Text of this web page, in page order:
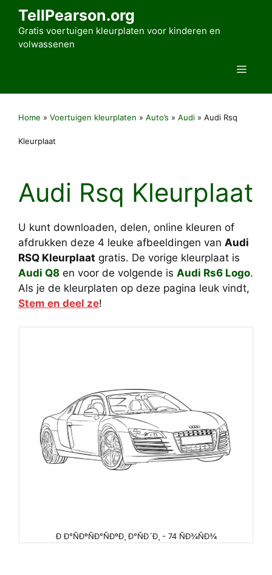
TellPearson.org
Gratis voertuigen kleurplaten voor kinderen en
volwassenen
Menu
Home » Voertuigen kleurplaten » Auto’s » Audi » Audi Rsq
Kleurplaat
Audi Rsq Kleurplaat
U kunt downloaden, delen, online kleuren of
afdrukken deze 4 leuke afbeeldingen van Audi
RSQ Kleurplaat gratis. De vorige kleurplaat is
Audi Q8 en voor de volgende is Audi Rs6 Logo.
Als je de kleurplaten op deze pagina leuk vindt,
Stem en deel ze!
Ð Ð°ÑÐºÑÐ°ÑÐºÐ¸ Ð°ÑÐ´Ð¸ - 74 ÑÐ¾ÑÐ¾